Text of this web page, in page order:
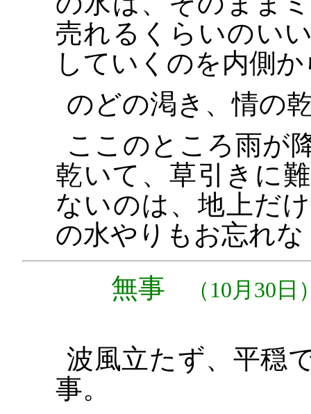
売れるくらいのい
していくのを内側
のどの渇き、情の
ここのところ雨が
乾いて、草引きに
ないのは、地上だ
の水やりもお忘れな
無事 （10月30日
波風立たず、平穏
事。